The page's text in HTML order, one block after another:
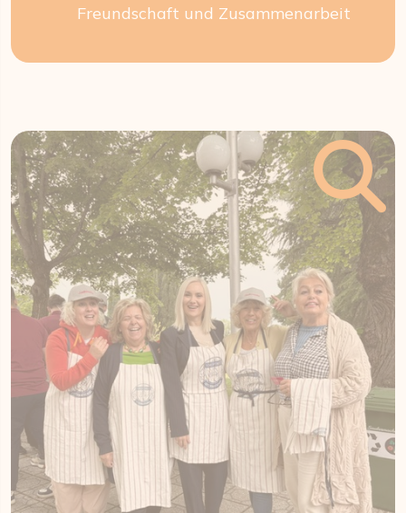
Freundschaft und Zusammenarbeit